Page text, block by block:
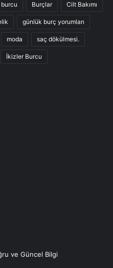
burcu Burçlar Cilt Bakımı
günlük burç yorumları
moda saç dökülmesi.
İkizler Burcu
ve Güncel Bilgi